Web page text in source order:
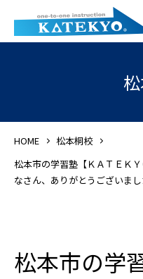
HOME
松本桐校
松本市の学習塾【ＫＡＴＥＫ
なさん、ありがとうございまし
松本市の学